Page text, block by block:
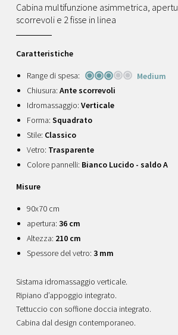
Cabina multifunzione asimmetrica,
scorrevoli e 2 fisse in linea
Caratteristiche
Range di spesa:
Medium
Chiusura: Ante scorrevoli
Idromassaggio: Verticale
Forma: Squadrato
Stile: Classico
Vetro: Trasparente
Colore pannelli: Bianco Lucido - saldo A
Misure
90x70 cm
apertura: 36 cm
Altezza: 210 cm
Spessore del vetro: 3 mm
Sistama idromassaggio verticale.
Ripiano d’appoggio integrato.
Tettuccio con soffione doccia integrato.
Cabina dal design contemporaneo.